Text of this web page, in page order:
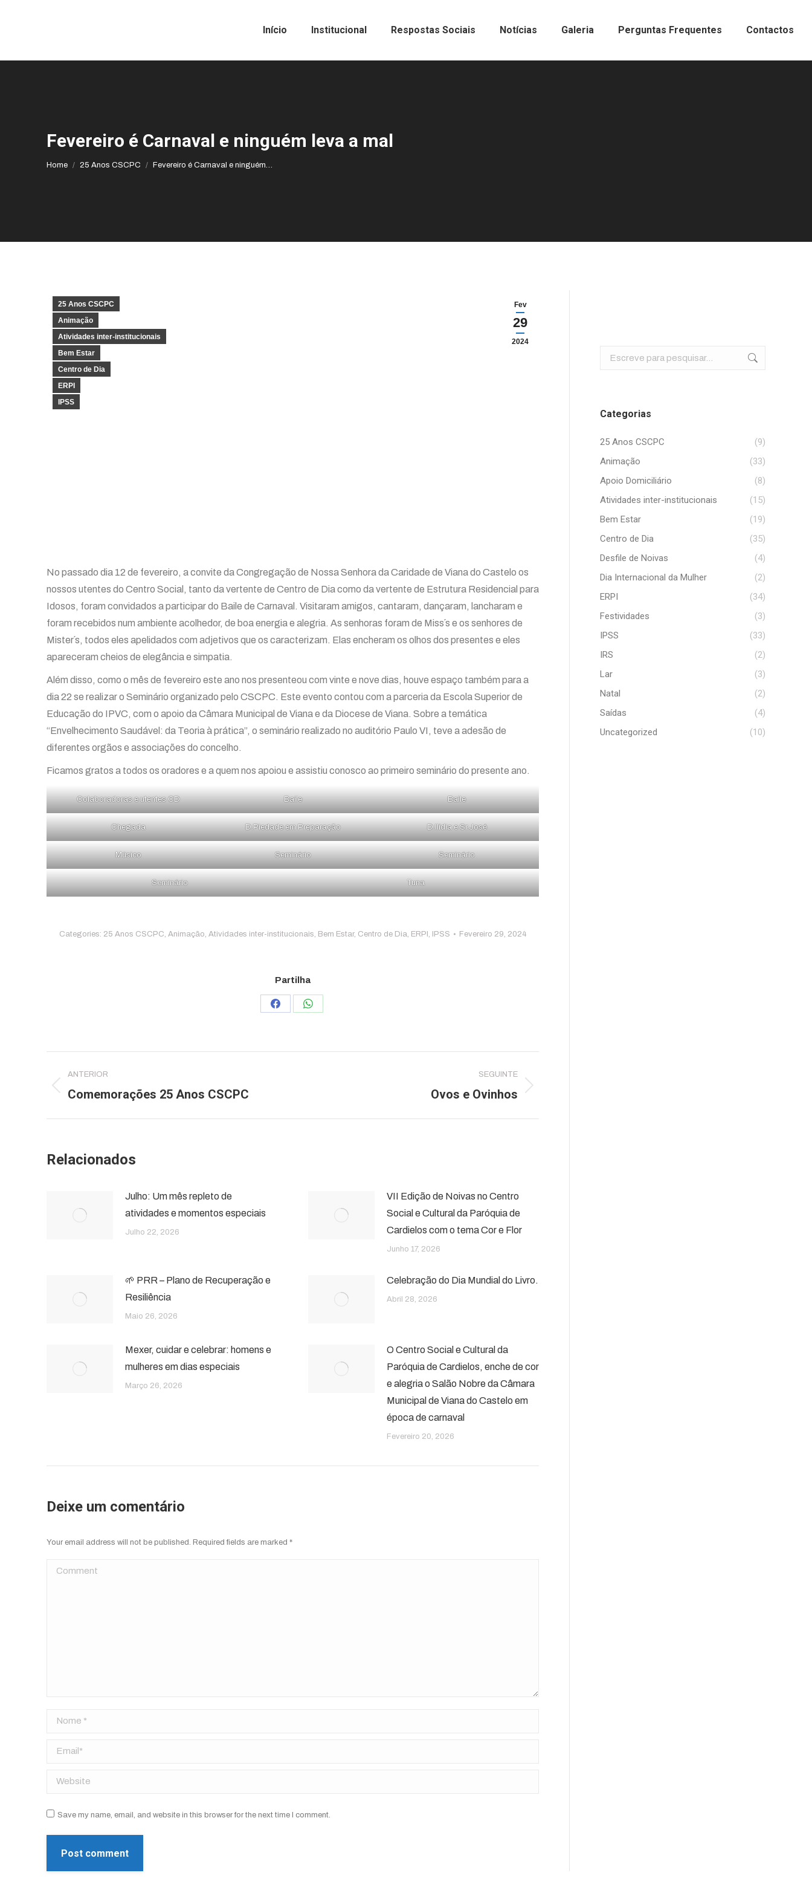
Início Institucional Respostas Sociais Notícias Galeria Perguntas Frequentes Contactos
Fevereiro é Carnaval e ninguém leva a mal
Home 25 Anos CSCPC Fevereiro é Carnaval e ninguém…
Fev
29
2024
25 Anos CSCPC
Animação
Atividades inter-institucionais
Bem Estar
Centro de Dia
ERPI
IPSS
No passado dia 12 de fevereiro, a convite da Congregação de Nossa Senhora da Caridade de Viana do Castelo os
nossos utentes do Centro Social, tanto da vertente de Centro de Dia como da vertente de Estrutura Residencial para
Idosos, foram convidados a participar do Baile de Carnaval. Visitaram amigos, cantaram, dançaram, lancharam e
foram recebidos num ambiente acolhedor, de boa energia e alegria. As senhoras foram de Miss´s e os senhores de
Mister´s, todos eles apelidados com adjetivos que os caracterizam. Elas encheram os olhos dos presentes e eles
apareceram cheios de elegância e simpatia.
Além disso, como o mês de fevereiro este ano nos presenteou com vinte e nove dias, houve espaço também para a
dia 22 se realizar o Seminário organizado pelo CSCPC. Este evento contou com a parceria da Escola Superior de
Educação do IPVC, com o apoio da Câmara Municipal de Viana e da Diocese de Viana. Sobre a temática
“Envelhecimento Saudável: da Teoria à prática”, o seminário realizado no auditório Paulo VI, teve a adesão de
diferentes orgãos e associações do concelho.
Ficamos gratos a todos os oradores e a quem nos apoiou e assistiu conosco ao primeiro seminário do presente ano.
Colaboradoras e utentes CD Baile Baile
Chegada D.Piedade em Preparação D.Ilídia e Sr.José
Músico Seminário Seminário
Seminário Tuna
Categories: 25 Anos CSCPC Animação Atividades inter-institucionais Bem Estar, Centro de Dia ERPI IPSS Fevereiro 29, 2024
Partilha
Share
Share
navigation
ANTERIOR
Previous
Comemorações 25 Anos CSCPC
SEGUINTE
Ovos e Ovinhos
Relacionados
Julho: Um mês repleto de
atividades e momentos especiais
Julho 22, 2026
VII Edição de Noivas no Centro
Social e Cultural da Paróquia de
Cardielos com o tema Cor e Flor
Junho 17, 2026
🌱 PRR – Plano de Recuperação e
Resiliência
Maio 26, 2026
Celebração do Dia Mundial do Livro.
Abril 28, 2026
Mexer, cuidar e celebrar: homens e
mulheres em dias especiais
Março 26, 2026
O Centro Social e Cultural da
Paróquia de Cardielos, enche de cor
e alegria o Salão Nobre da Câmara
Municipal de Viana do Castelo em
época de carnaval
Fevereiro 20, 2026
Deixe um comentário
Your email address will not be published. Required fields are marked *
Comment
Nome *
Email *
Website
Save my name, email, and website in this browser for the next time I comment.
Post comment
Search:
Categorias
25 Anos CSCPC
(9)
Animação
(33)
Apoio Domiciliário
(8)
Atividades inter-institucionais
(15)
Bem Estar
(19)
Centro de Dia
(35)
Desfile de Noivas
(4)
Dia Internacional da Mulher
(2)
ERPI
(34)
Festividades
(3)
IPSS
(33)
IRS
(2)
Lar
(3)
Natal
(2)
Saídas
(4)
Uncategorized
(10)